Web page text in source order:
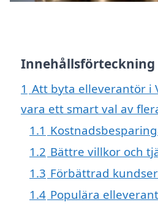
Innehållsförteckning
1 Att byta elleverantör i
vara ett smart val av
1.1
1.2 Bättre villkor och
1.3 Förbättrad
1.4 Populära